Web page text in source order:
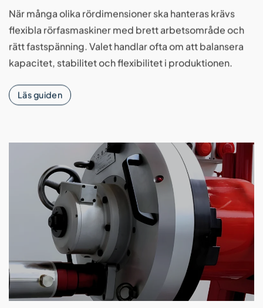
När många olika rördimensioner ska hanteras krävs
flexibla rörfasmaskiner med brett arbetsområde och
rätt fastspänning. Valet handlar ofta om att balansera
kapacitet, stabilitet och flexibilitet i produktionen.
Läs guiden